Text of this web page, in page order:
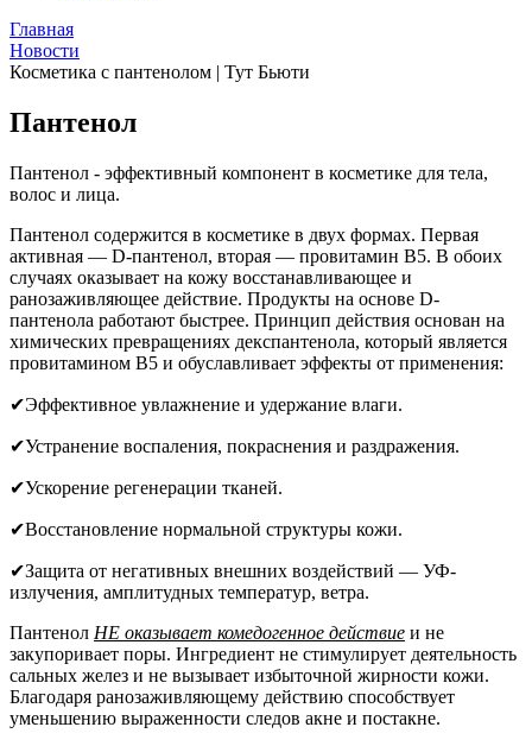
Главная
Новости
Косметика с пантенолом | Тут Бьюти
Пантенол
Пантенол - эффективный компонент в косметике для тела,
волос и лица.
Пантенол содержится в косметике в двух формах. Первая
активная — D-пантенол, вторая — провитамин B5. В обоих
случаях оказывает на кожу восстанавливающее и
ранозаживляющее действие. Продукты на основе D-
пантенола работают быстрее. Принцип действия основан на
химических превращениях декспантенола, который является
провитамином B5 и обуславливает эффекты от применения:
✔Эффективное увлажнение и удержание влаги.
✔Устранение воспаления, покраснения и раздражения.
✔Ускорение регенерации тканей.
✔Восстановление нормальной структуры кожи.
✔Защита от негативных внешних воздействий — УФ-
излучения, амплитудных температур, ветра.
Пантенол НЕ оказывает комедогенное действие и не
закупоривает поры. Ингредиент не стимулирует деятельность
сальных желез и не вызывает избыточной жирности кожи.
Благодаря ранозаживляющему действию способствует
уменьшению выраженности следов акне и постакне.